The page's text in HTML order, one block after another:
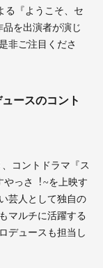
る『ようこそ、セ
を出演者が演じ
⾮ご注⽬くださ
ースのコント
コントドラマ『ス
やっさ︕~を上映す
芸⼈として独⾃の
マルチに活躍する
デュースも担当し